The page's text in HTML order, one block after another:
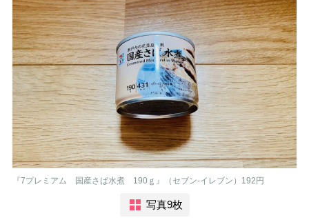
『7プレミアム 国産さば水煮 190ｇ』（セブン-イレブン）192円
写真9枚